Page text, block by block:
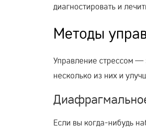
диагностировать и
Методы
Управление стрессом —
несколько из них и
Если вы когда-нибудь